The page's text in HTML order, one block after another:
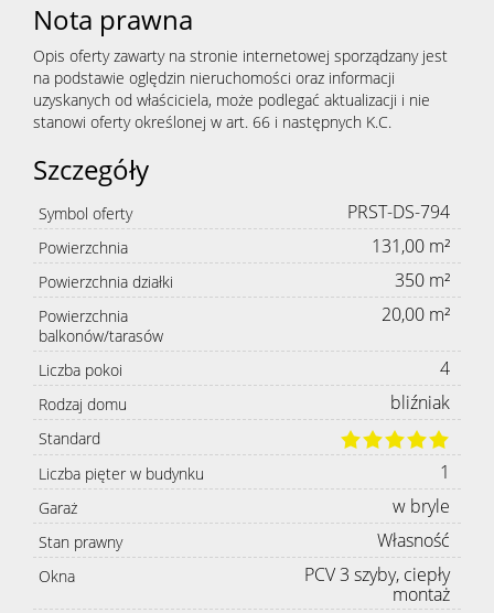
Nota prawna
Opis oferty zawarty na stronie internetowej sporządzany jest
na podstawie oględzin nieruchomości oraz informacji
uzyskanych od właściciela, może podlegać aktualizacji i nie
stanowi oferty określonej w art. 66 i następnych K.C.
Szczegóły
Symbol oferty PRST-DS-794
Powierzchnia 131,00 m²
Powierzchnia działki 350 m²
Powierzchnia
balkonów/tarasów
20,00 m²
Liczba pokoi 4
Rodzaj domu bliźniak
Standard
Liczba pięter w budynku
1
Garaż w bryle
Stan prawny Własność
Okna
PCV 3 szyby, ciepły
montaż